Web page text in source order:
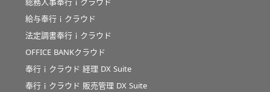
総務人事奉行ｉクラウド
給与奉行ｉクラウド
法定調書奉行ｉクラウド
OFFICE BANKクラウド
奉行ｉクラウド 経理 DX Suite
奉行ｉクラウド 販売管理 DX Suite